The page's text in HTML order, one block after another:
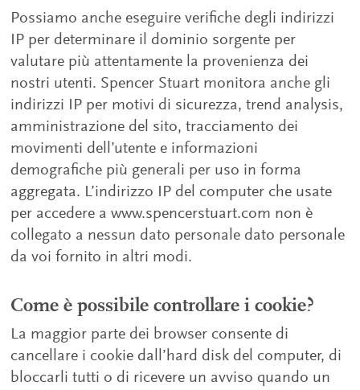
Possiamo anche eseguire verifiche degli indirizzi
IP per determinare il dominio sorgente per
valutare più attentamente la provenienza dei
nostri utenti. Spencer Stuart monitora anche gli
indirizzi IP per motivi di sicurezza, trend analysis,
amministrazione del sito, tracciamento dei
movimenti dell’utente e informazioni
demografiche più generali per uso in forma
aggregata. L’indirizzo IP del computer che usate
per accedere a www.spencerstuart.com non è
collegato a nessun dato personale dato personale
da voi fornito in altri modi.
Come è possibile controllare i cookie?
La maggior parte dei browser consente di
cancellare i cookie dall’hard disk del computer, di
bloccarli tutti o di ricevere un avviso quando un